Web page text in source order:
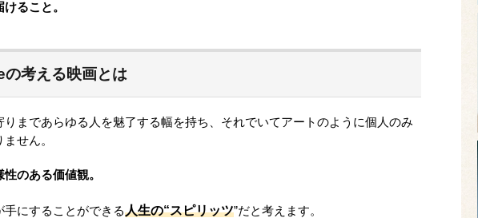
ること。
考える映画とは
りまであらゆる人を魅了する幅を持ち、それでいてアートのように個人のみ
せん。
のある価値観。
にすることができる人生の“スピリッツ”だと考えます。